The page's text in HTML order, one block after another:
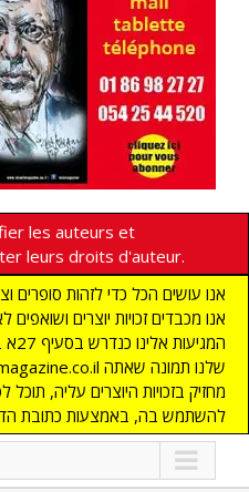
les auteurs et
leurs droits d'auteur.
אנו עושים הכל כדי לזהות סופרים
אנו מכבדים זכויות יוצרים
מחזיק בזכויות היוצרים עליה,
להשתמש בה, באמצעות כתובת